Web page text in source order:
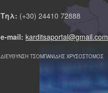
Τηλ: (+30) 24410 72888
e-mail: karditsaportal@gmail.com
ΔΙΕΥΘΥΝΣΗ ΤΣΟΜΠΑΝΙΔΗΣ ΧΡΥΣΟΣΤΟΜΟΣ